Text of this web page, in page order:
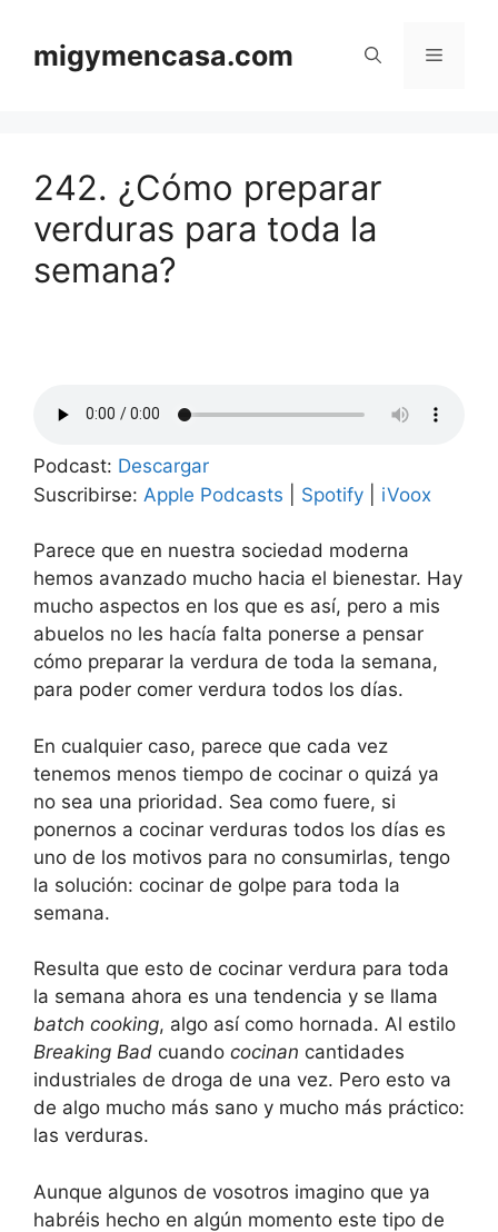
contenido
migymencasa.com Menú
242. ¿Cómo preparar
verduras para toda la
semana?
Podcast: Descargar
Suscribirse: Apple Podcasts Spotify iVoox
Parece que en nuestra sociedad moderna
hemos avanzado mucho hacia el bienestar. Hay
mucho aspectos en los que es así, pero a mis
abuelos no les hacía falta ponerse a pensar
cómo preparar la verdura de toda la semana,
para poder comer verdura todos los días.
En cualquier caso, parece que cada vez
tenemos menos tiempo de cocinar o quizá ya
no sea una prioridad. Sea como fuere, si
ponernos a cocinar verduras todos los días es
uno de los motivos para no consumirlas, tengo
la solución: cocinar de golpe para toda la
semana.
Resulta que esto de cocinar verdura para toda
la semana ahora es una tendencia y se llama
batch cooking, algo así como hornada. Al estilo
Breaking Bad cuando cocinan cantidades
industriales de droga de una vez. Pero esto va
de algo mucho más sano y mucho más práctico:
las verduras.
Aunque algunos de vosotros imagino que ya
habréis hecho en algún momento este tipo de